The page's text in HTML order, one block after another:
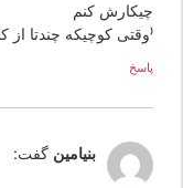
کنم
کوچیکه چندتا از
بنیامین گفت: